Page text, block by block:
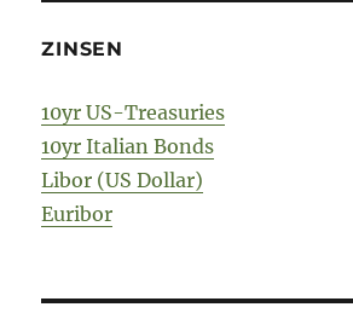
ZINSEN
10yr US-Treasuries
10yr Italian Bonds
Libor (US Dollar)
Euribor